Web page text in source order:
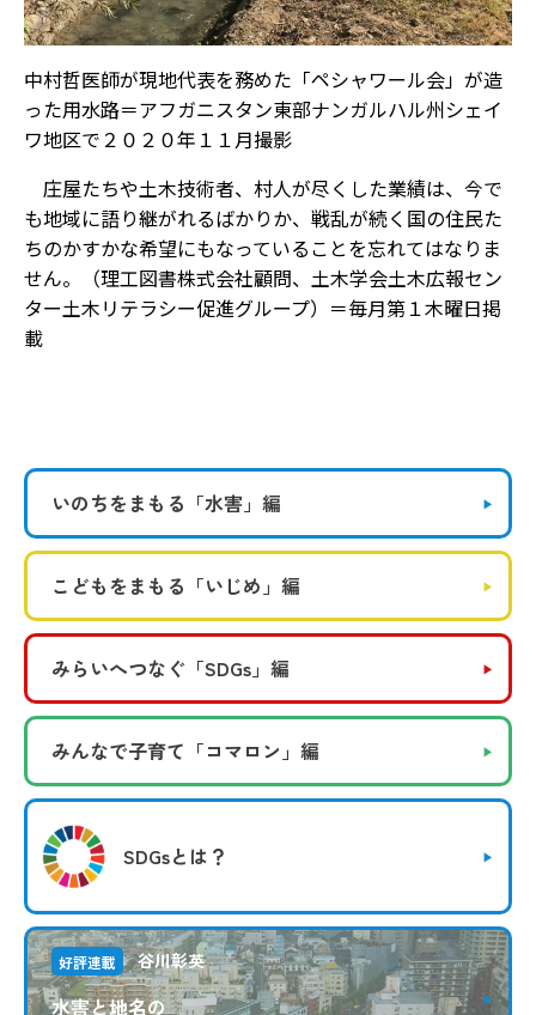
中村哲医師が現地代表を務めた「ペシャワール会」が造
った用水路＝アフガニスタン東部ナンガルハル州シェイ
ワ地区で２０２０年１１月撮影
庄屋たちや土木技術者、村人が尽くした業績は、今で
も地域に語り継がれるばかりか、戦乱が続く国の住民た
ちのかすかな希望にもなっていることを忘れてはなりま
せん。（理工図書株式会社顧問、土木学会土木広報セン
ター土木リテラシー促進グループ）＝毎月第１木曜日掲
載
いのちをまもる 「水害」編
こどもをまもる 「いじめ」編
みらいへつなぐ 「SDGs」編
みんなで子育て 「コマロン」編
SDGsとは？
好評連載 谷川彰英
水害と地名の